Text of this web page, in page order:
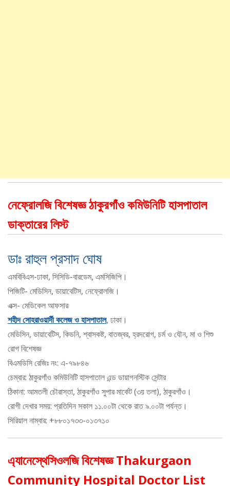
নেফ্রোলজি বিশেষজ্ঞ ঠাকুরগাঁও কমিউনিটি হাসপাতাল
ডাক্তারের লিস্ট
ডাঃ রাহুল প্রসাদ ঘোষ
এমবিবিএস-ঢাকা, সিসিডি-বারডেম, এমসিজিপি।
পিজিটি- মেডিসিন, ডায়াবেটিস, নেফ্রোলজি।
এক্স- মেডিকেল আফসার
শহীদ সোহরাওয়ার্দী কলেজ ও হাসপাতাল, ঢাকা।
মেডিসিন, ডায়াবেটিস, কিডনি, শ্বাসকষ্ট, বাতজ্বর, হ্রদরোগ, চর্ম ও যৌন, মা ও শিশু
রোগ বিশেষজ্ঞ
বিএমডিসি রেজিঃ নং: এ-৭৯৮৪৬
চেম্বার: ঠাকুরগাঁও কমিউনিটি হাসপাতাল এন্ড ডায়াগনস্টিক সেন্টার
ঠিকানা: আমতলী চৌরাস্তা, ঠাকুরগাঁও সুপার মার্কেট (৩য় তলা), ঠাকুরগাঁও।
রোগী দেখার সময়: প্রতিদিন সকাল ১১.০০টা থেকে রাত ৯.০০টা পর্যন্ত।
সিরিয়াল নাম্বার: +৮৮০১৭৩৩-০১৩৭১০
এ্যানেস্থেসিওলজি বিশেষজ্ঞ Thakurgaon
Community Hospital Doctor List